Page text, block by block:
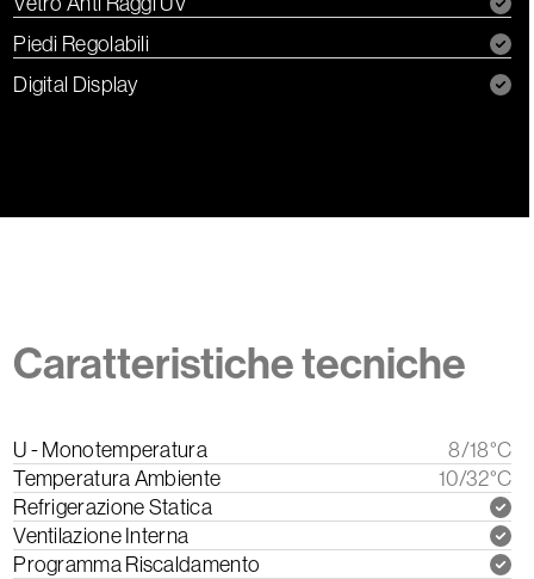
Piedi Regolabili
Digital Display
Caratteristiche tecniche
U - Monotemperatura
8/18°C
Temperatura Ambiente
10/32°C
Refrigerazione Statica
Ventilazione Interna
Programma Riscaldamento